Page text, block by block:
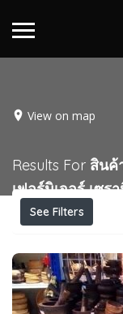
View on map
Results For สินค้
เฟอร์นิเจอร์ เซร
See Filters